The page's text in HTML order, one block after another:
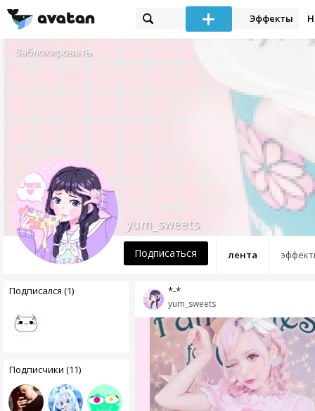
Эффекты
Заблокировать
лента
yum_sweets
Подписаться
Подписался (1)
Подписчики (11)
yum_sweets
*-*